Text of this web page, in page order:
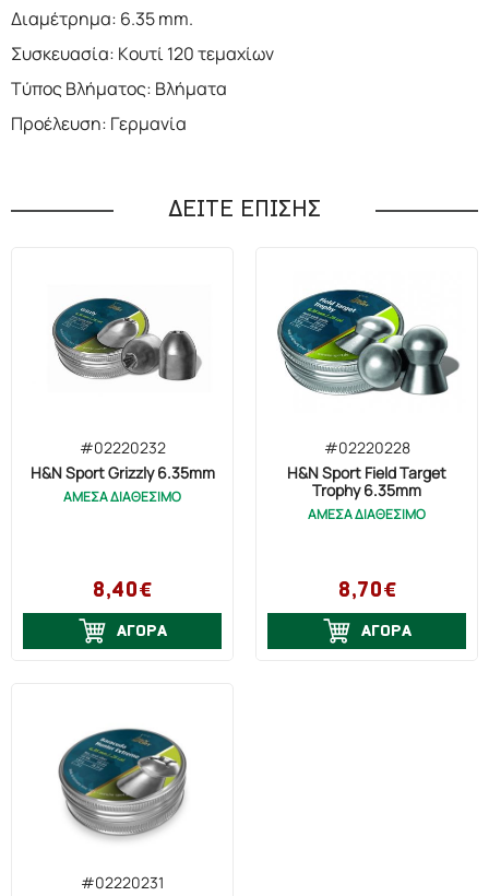
Διαμέτρημα: 6.35 mm.
Συσκευασία: Κουτί 120 τεμαχίων
Τύπος Βλήματος: Βλήματα
Προέλευση: Γερμανία
ΔΕΙΤΕ ΕΠΙΣΗΣ
#02220232
H&N Sport Grizzly 6.35mm
ΑΜΕΣΑ ΔΙΑΘΕΣΙΜΟ
8,40€
ΑΓΟΡΑ
#02220228
H&N Sport Field Target
Trophy 6.35mm
ΑΜΕΣΑ ΔΙΑΘΕΣΙΜΟ
8,70€
ΑΓΟΡΑ
#02220231